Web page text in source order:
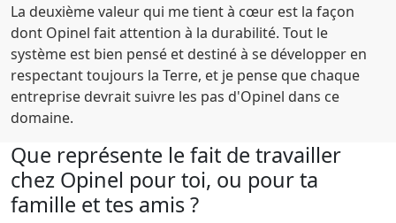
La deuxième valeur qui me tient à cœur est la façon
dont Opinel fait attention à la durabilité. Tout le
système est bien pensé et destiné à se développer en
respectant toujours la Terre, et je pense que chaque
entreprise devrait suivre les pas d'Opinel dans ce
domaine.
Que représente le fait de travailler
chez Opinel pour toi, ou pour ta
famille et tes amis ?